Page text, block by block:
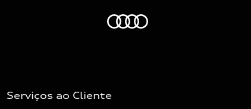
Serviços ao Cliente